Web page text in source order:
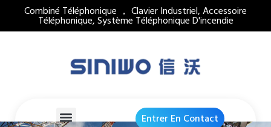
Combiné Téléphonique ， Clavier Industriel, Accessoire
Téléphonique, Système Téléphonique D'incendie
Entrer En Contact